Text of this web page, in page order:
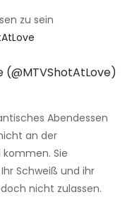
zu sein
(@MTVShotAtLove)
Abendessen
an der
Sie
Schweiß und ihr
nicht zulassen.